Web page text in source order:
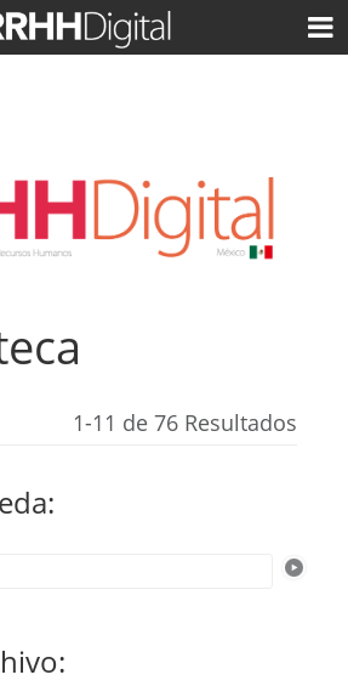
1-11 de 76 Resultados